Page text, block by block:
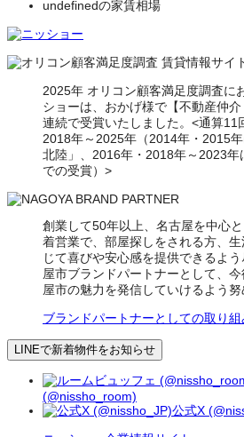
undefinedの家賃相場
2025年 オリコン顧客満足度調査に
ショーは、おかげ様で【不動産仲
連続で受賞いたしました。<通算11
2018年～2025年（2014年・2015
北陸」、2016年・2018年～2023年
での受賞）>
創業して50年以上、名古屋を中心
着営業で、部屋探しをされる方、
じて喜びや安心感を提供できるよ
屋市ブランドパートナーとして、
屋市の魅力を発信していけるよう努
ブランドパートナーとしての取り組
LINEで新着物件をお知らせ
(@nissho_room)
公式X